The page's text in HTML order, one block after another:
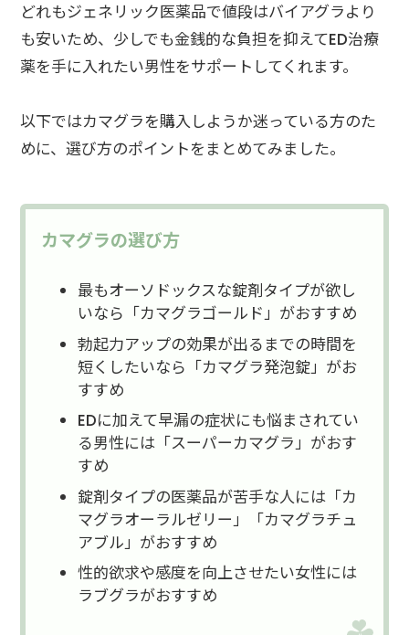
どれもジェネリック医薬品で値段はバイアグラより
も安いため、少しでも金銭的な負担を抑えてED治療
薬を手に入れたい男性をサポートしてくれます。
以下ではカマグラを購入しようか迷っている方のた
めに、選び方のポイントをまとめてみました。
カマグラの選び方
最もオーソドックスな錠剤タイプが欲し
いなら「カマグラゴールド」がおすすめ
勃起力アップの効果が出るまでの時間を
短くしたいなら「カマグラ発泡錠」がお
すすめ
EDに加えて早漏の症状にも悩まされてい
る男性には「スーパーカマグラ」がおす
すめ
錠剤タイプの医薬品が苦手な人には「カ
マグラオーラルゼリー」「カマグラチュ
アブル」がおすすめ
性的欲求や感度を向上させたい女性には
ラブグラがおすすめ